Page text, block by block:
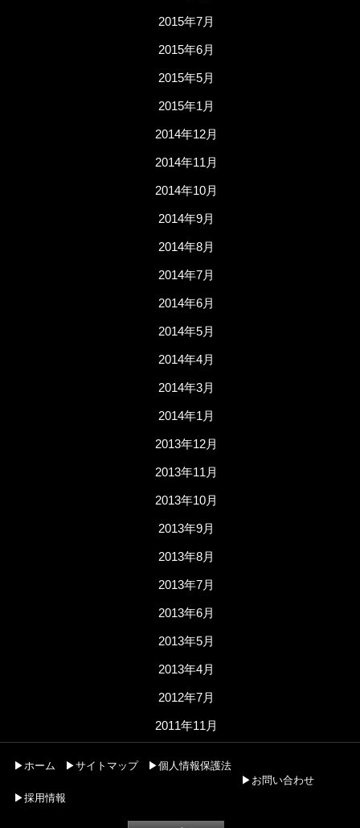
2015年7月
2015年6月
2015年5月
2015年1月
2014年12月
2014年11月
2014年10月
2014年9月
2014年8月
2014年7月
2014年6月
2014年5月
2014年4月
2014年3月
2014年1月
2013年12月
2013年11月
2013年10月
2013年9月
2013年8月
2013年7月
2013年6月
2013年5月
2013年4月
2012年7月
2011年11月
▶ホーム ▶サイトマップ
▶個人情報保護法
▶お問い合わせ
▶採用情報